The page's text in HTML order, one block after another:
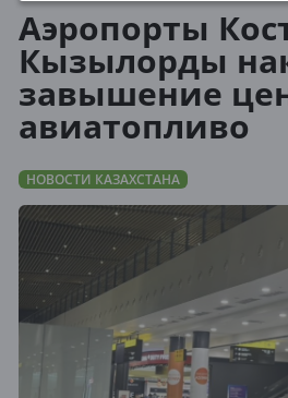
Аэропорты
Кызылорды
завышение
авиатопливо
НОВОСТИ КАЗАХСТАНА